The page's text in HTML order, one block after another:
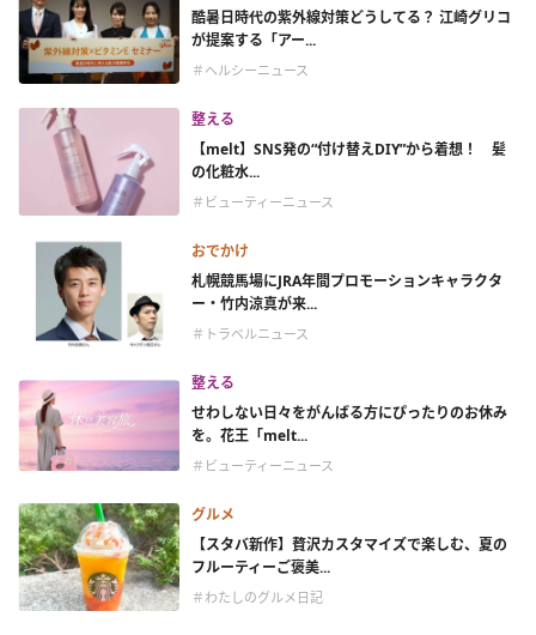
酷暑日時代の紫外線対策どうしてる？ 江崎グリコ
が提案する「アー...
＃ヘルシーニュース
整える
【melt】SNS発の“付け替えDIY”から着想！ 髪
の化粧水...
＃ビューティーニュース
おでかけ
札幌競馬場にJRA年間プロモーションキャラクタ
ー・竹内涼真が来...
＃トラベルニュース
整える
せわしない日々をがんばる方にぴったりのお休み
を。花王「melt...
＃ビューティーニュース
グルメ
【スタバ新作】贅沢カスタマイズで楽しむ、夏の
フルーティーご褒美...
＃わたしのグルメ日記